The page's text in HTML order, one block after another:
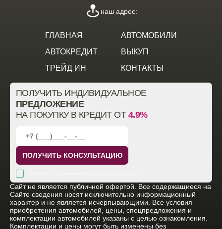
ГЛАВНАЯ
АВТОМОБИЛИ
АВТОКРЕДИТ
ВЫКУП
ТРЕЙД ИН
КОНТАКТЫ
наш адрес:
ПОЛУЧИТЬ ИНДИВИДУАЛЬНОЕ
ПРЕДЛОЖЕНИЕ
НА ПОКУПКУ В КРЕДИТ ОТ 4.9%
ПОЛУЧИТЬ КОНСУЛЬТАЦИЮ
Cайт не является публичной офертой. Все содержащиеся на
Сайте сведения носят исключительно информационный
характер и не является исчерпывающими. Все условия
приобретения автомобилей, цены, спецпредложения и
комплектации автомобилей указаны с целью ознакомления.
Комплектации и цены могут быть изменены без